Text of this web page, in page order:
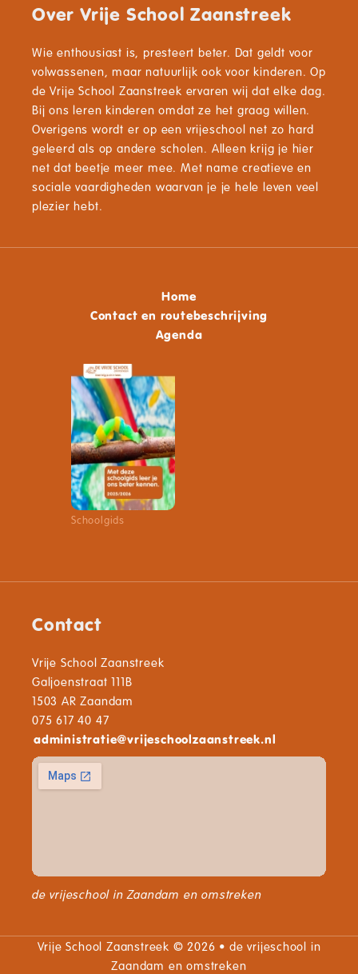
Over Vrije School Zaanstreek
Wie enthousiast is, presteert beter. Dat geldt voor
volwassenen, maar natuurlijk ook voor kinderen. Op
de Vrije School Zaanstreek ervaren wij dat elke dag.
Bij ons leren kinderen omdat ze het graag willen.
Overigens wordt er op een vrijeschool net zo hard
geleerd als op andere scholen. Alleen krijg je hier
net dat beetje meer mee. Met name creatieve en
sociale vaardigheden waarvan je je hele leven veel
plezier hebt.
Home
Contact en routebeschrijving
Agenda
Schoolgids
Contact
Vrije School Zaanstreek
Galjoenstraat 111B
1503 AR Zaandam
075 617 40 47
administratie@vrijeschoolzaanstreek.nl
de vrijeschool in Zaandam en omstreken
Vrije School Zaanstreek © 2026 • de vrijeschool in
Zaandam en omstreken